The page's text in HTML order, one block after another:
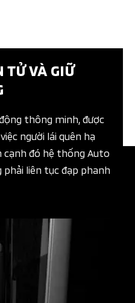
TỬ VÀ GIỮ
thông minh, được
người lái quên hạ
cạnh đó hệ thống Auto
phải liên tục đạp phanh